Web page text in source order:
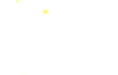
塩素酸水，＃空間除菌，＃アクリル板，＃飛沫防